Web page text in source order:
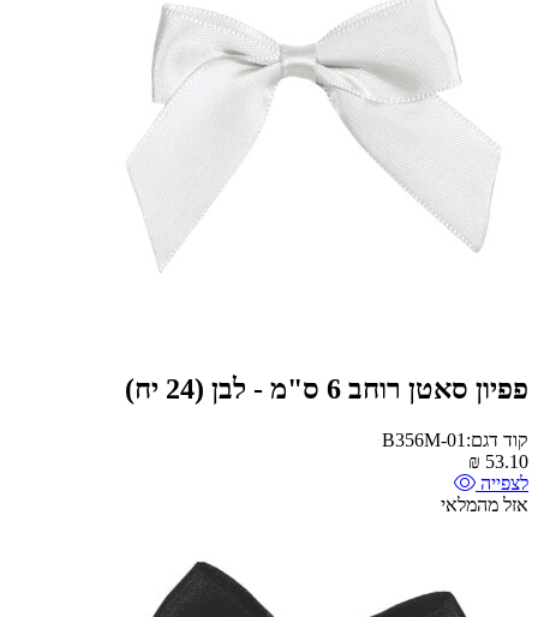
פפיון סאטן רוחב 6 ס"מ - לבן (24 יח)
קוד דגם:B356M-01
53.10
₪
לצפייה
אזל מהמלאי